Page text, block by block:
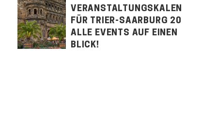
VERANSTALTUNGSKALENDER
FÜR TRIER-SAARBURG 2026:
ALLE EVENTS AUF EINEN
BLICK!